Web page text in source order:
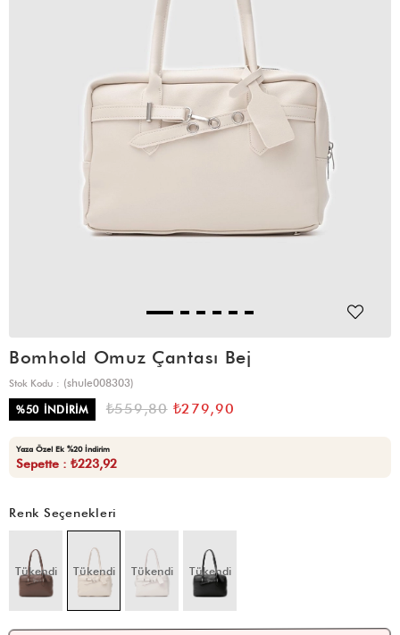
Bomhold Omuz Çantası Bej
Stok Kodu
(shule008303)
%50 İNDIRIM ₺559,80 ₺279,90
Yaza Özel Ek %20 İndirim
Sepette : ₺223,92
Renk Seçenekleri
Tükendi Tükendi Tükendi Tükendi